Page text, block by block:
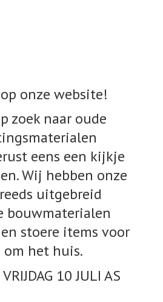
onze website!
zoek naar oude
eens een kijkje
Wij hebben onze
uitgebreid
bouwmaterialen
stoere items voor
om het huis.
VRIJDAG 10JULI AS